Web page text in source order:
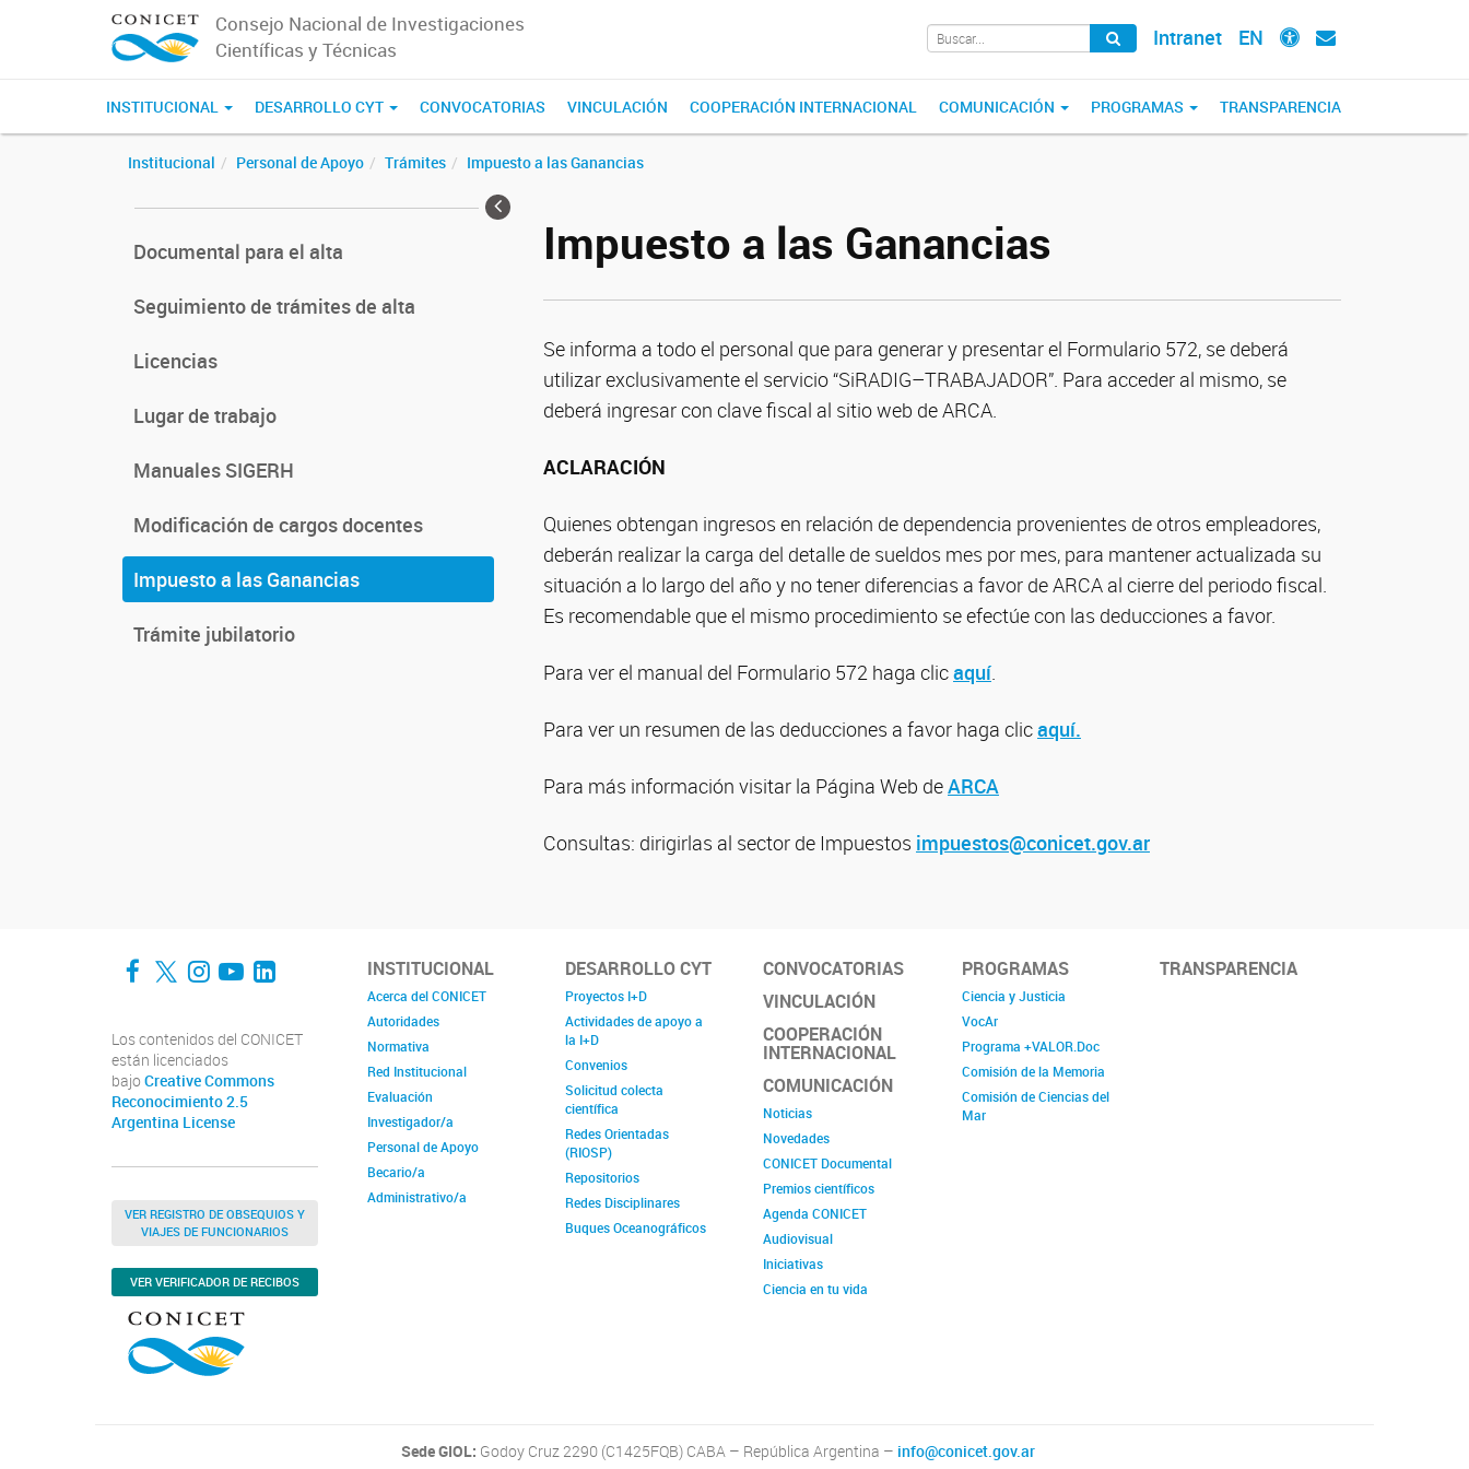
Consejo Nacional de Investigaciones
Científicas y Técnicas
Intranet EN
INSTITUCIONAL DESARROLLO CYT CONVOCATORIAS VINCULACIÓN COOPERACIÓN INTERNACIONAL COMUNICACIÓN PROGRAMAS TRANSPARENCIA
Institucional Personal de Apoyo Trámites Impuesto a las Ganancias
Impuesto a las Ganancias
Se informa a todo el personal que para generar y presentar el Formulario 572, se deberá
utilizar exclusivamente el servicio “SiRADIG–TRABAJADOR”. Para acceder al mismo, se
deberá ingresar con clave fiscal al sitio web de ARCA.
ACLARACIÓN
Quienes obtengan ingresos en relación de dependencia provenientes de otros empleadores,
deberán realizar la carga del detalle de sueldos mes por mes, para mantener actualizada su
situación a lo largo del año y no tener diferencias a favor de ARCA al cierre del periodo fiscal.
Es recomendable que el mismo procedimiento se efectúe con las deducciones a favor.
Para ver el manual del Formulario 572 haga clicaquí.
Para ver un resumen de las deducciones a favor haga clicaquí.
Para más información visitar la Página Web deARCA
Consultas: dirigirlas al sector de Impuestos impuestos@conicet.gov.ar
Documental para el alta
Seguimiento de trámites de alta
Licencias
Lugar de trabajo
Manuales SIGERH
Modificación de cargos docentes
Impuesto a las Ganancias
Trámite jubilatorio
Facebook
Twitter
Instagram
YouTube
LinkedIn
Los contenidos del CONICET
están licenciados
bajo Creative Commons
Reconocimiento 2.5
Argentina License
VER REGISTRO DE OBSEQUIOS Y
VIAJES DE FUNCIONARIOS
VER VERIFICADOR DE RECIBOS
INSTITUCIONAL
Acerca del CONICET
Autoridades
Normativa
Red Institucional
Evaluación
Investigador/a
Personal de Apoyo
Becario/a
Administrativo/a
DESARROLLO CYT
Proyectos I+D
Actividades de apoyo a
la I+D
Convenios
Solicitud colecta
científica
Redes Orientadas
(RIOSP)
Repositorios
Redes Disciplinares
Buques Oceanográficos
CONVOCATORIAS
VINCULACIÓN
COOPERACIÓN
INTERNACIONAL
COMUNICACIÓN
Noticias
Novedades
CONICET Documental
Premios científicos
Agenda CONICET
Audiovisual
Iniciativas
Ciencia en tu vida
PROGRAMAS
Ciencia y Justicia
VocAr
Programa +VALOR.Doc
Comisión de la Memoria
Comisión de Ciencias del
Mar
TRANSPARENCIA
Sede GIOL: Godoy Cruz 2290 (C1425FQB) CABA – República Argentina – info@conicet.gov.ar